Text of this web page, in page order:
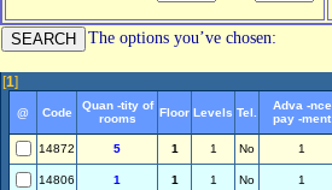
The options you’ve chosen:
[1]
@ Code
Quan -tity of
rooms
Floor Levels Tel.
Adva -nce
pay -ment
14872 5 1 1 No 1
14806 1 1 1 No 1